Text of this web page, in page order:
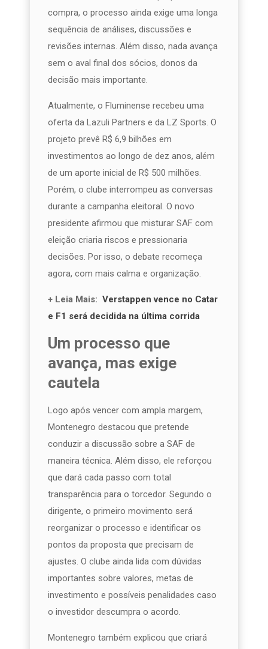
compra, o processo ainda exige uma longa
sequência de análises, discussões e
revisões internas. Além disso, nada avança
sem o aval final dos sócios, donos da
decisão mais importante.
Atualmente, o Fluminense recebeu uma
oferta da Lazuli Partners e da LZ Sports. O
projeto prevê R$ 6,9 bilhões em
investimentos ao longo de dez anos, além
de um aporte inicial de R$ 500 milhões.
Porém, o clube interrompeu as conversas
durante a campanha eleitoral. O novo
presidente afirmou que misturar SAF com
eleição criaria riscos e pressionaria
decisões. Por isso, o debate recomeça
agora, com mais calma e organização.
+ Leia Mais: Verstappen vence no Catar
e F1 será decidida na última corrida
Um processo que
avança, mas exige
cautela
Logo após vencer com ampla margem,
Montenegro destacou que pretende
conduzir a discussão sobre a SAF de
maneira técnica. Além disso, ele reforçou
que dará cada passo com total
transparência para o torcedor. Segundo o
dirigente, o primeiro movimento será
reorganizar o processo e identificar os
pontos da proposta que precisam de
ajustes. O clube ainda lida com dúvidas
importantes sobre valores, metas de
investimento e possíveis penalidades caso
o investidor descumpra o acordo.
Montenegro também explicou que criará